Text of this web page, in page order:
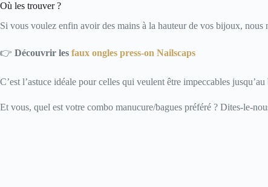
Où les trouver ?
Si vous voulez enfin avoir des mains à la hauteur de vos bijoux,
👉 Découvrir les faux ongles press-on Nailscaps
C’est l’astuce idéale pour celles qui veulent être impeccables
Et vous, quel est votre combo manucure/bagues préféré ? Dites-le-